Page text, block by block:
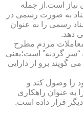
نیاز است.از جمله
به صورت رسمی در
رسمی را به عنوان
دهد.
معاملات مردم مطرح
گردنه” است؛یعنی
گویند برو از دارایی
را وصول کند و
به عنوان راهکاری
قرار داده است.